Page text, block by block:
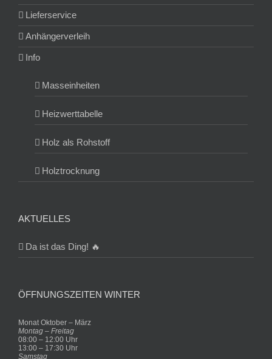
Lieferservice
Anhängerverleih
Info
Masseinheiten
Heizwerttabelle
Holz als Rohstoff
Holztrocknung
AKTUELLES
Da ist das Ding! 🔥
ÖFFNUNGSZEITEN WINTER
Monat Oktober – März
Montag – Freitag
08:00 – 12:00 Uhr
13:00 – 17:30 Uhr
Samstag